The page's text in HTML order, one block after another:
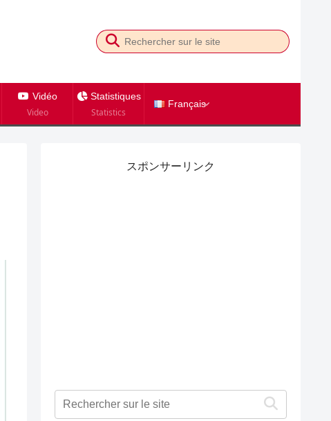
Vidéo
Video
Statistiques
Statistics
Français
スポンサーリンク